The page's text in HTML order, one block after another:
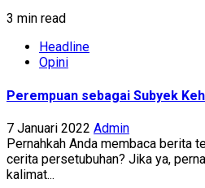
3 min read
Headline
Opini
Perempuan sebagai Subyek
7 Januari 2022 Admin
Pernahkah Anda membaca berita
cerita persetubuhan? Jika ya,
kalimat...